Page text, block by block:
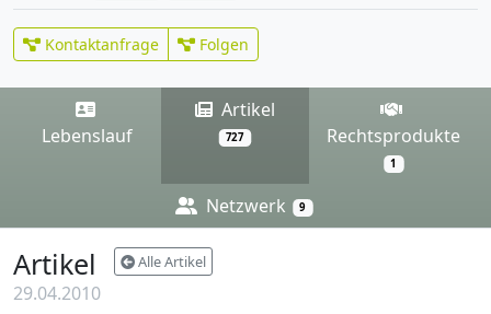
Kontaktanfrage Folgen
Lebenslauf
Artikel
727 Rechtsprodukte
1
Netzwerk 9
Artikel Alle Artikel
29.04.2010